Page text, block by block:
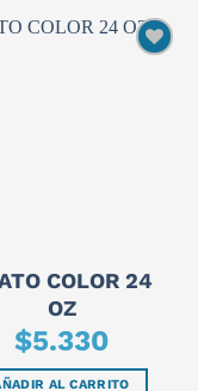
COLOR 24
OZ
$5.330
AL CARRITO